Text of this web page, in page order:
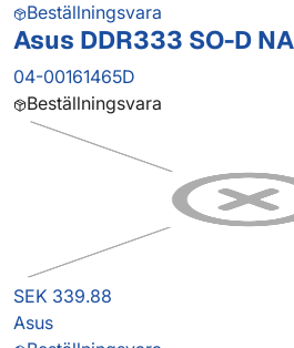
Beställningsvara
Asus DDR333 SO-D
04-00161465D
Beställningsvara
SEK 339.88
Asus